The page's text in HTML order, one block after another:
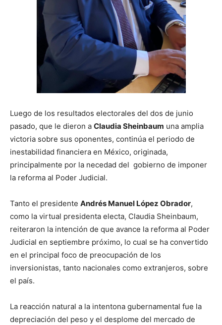
Luego de los resultados electorales del dos de junio
pasado, que le dieron a Claudia Sheinbaum una amplia
victoria sobre sus oponentes, continúa el periodo de
inestabilidad financiera en México, originada,
principalmente por la necedad del gobierno de imponer
la reforma al Poder Judicial.
Tanto el presidente Andrés Manuel López Obrador,
como la virtual presidenta electa, Claudia Sheinbaum,
reiteraron la intención de que avance la reforma al Poder
Judicial en septiembre próximo, lo cual se ha convertido
en el principal foco de preocupación de los
inversionistas, tanto nacionales como extranjeros, sobre
el país.
La reacción natural a la intentona gubernamental fue la
depreciación del peso y el desplome del mercado de